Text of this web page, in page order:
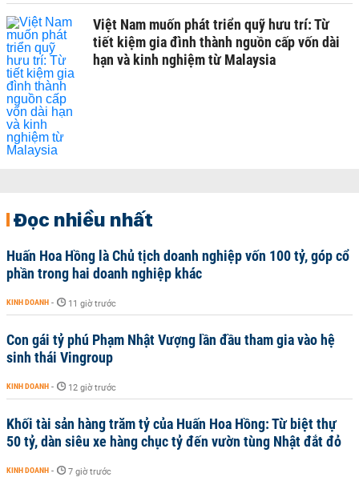
Việt Nam muốn phát triển quỹ hưu trí: Từ
tiết kiệm gia đình thành nguồn cấp vốn dài
hạn và kinh nghiệm từ Malaysia
Đọc nhiều nhất
Huấn Hoa Hồng là Chủ tịch doanh nghiệp vốn 100 tỷ, góp cổ
phần trong hai doanh nghiệp khác
KINH DOANH - 11 giờ trước
Con gái tỷ phú Phạm Nhật Vượng lần đầu tham gia vào hệ
sinh thái Vingroup
KINH DOANH - 12 giờ trước
Khối tài sản hàng trăm tỷ của Huấn Hoa Hồng: Từ biệt thự
50 tỷ, dàn siêu xe hàng chục tỷ đến vườn tùng Nhật đắt đỏ
KINH DOANH - 7 giờ trước